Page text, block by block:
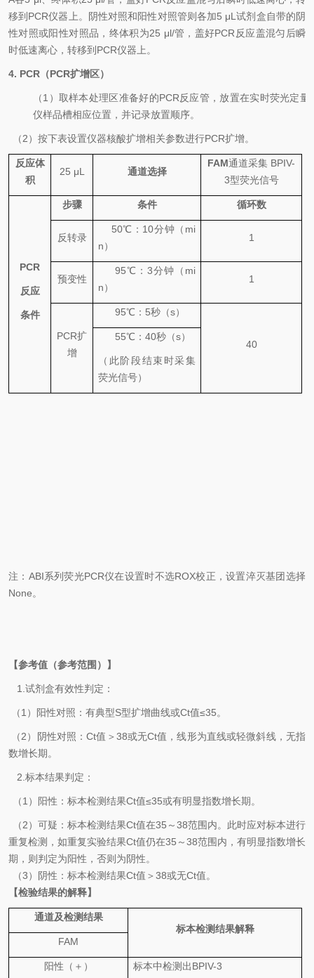
移到 PCR仪器上。阴性对照和阳性对照管则各加5 μL试剂盒自带的阴
性对照或阳性对照品，终体积为25 μl/管，盖好PCR 反应盖混匀后瞬
时低速离心，转移到 PCR仪器上。
4. PCR （PCR扩增区）
（1 ）取样本处理区准备好的PCR反应管，放置在实时荧光定量
仪样品槽相应位置，并记录放置顺序。
（2）按下表设置仪器核酸扩增相关参数进行PCR扩增。
反应体
积
25 μL 通道选择
FAM通道采集 BPIV-
3型荧光信号
PCR
反应
条件
步骤 条件 循环数
反转录
50℃ ： 10分钟（ mi
n）
1
预变性
95℃ ： 3分钟（ mi
n）
1
PCR扩
增
95℃ ： 5秒（s）
40
55℃ ： 40秒（s）
（此阶段结束时采集
荧光信号）
注： ABI系列荧光PCR仪在设置时不选ROX校正，设置淬灭基团选择
None。
【参考值（参考范围）】
1. 试剂盒有效性判定：
（1 ）阳性对照：有典型S型扩增曲线或Ct值≤35。
（2）阴性对照：Ct值＞ 38或无Ct值，线形为直线或轻微斜线，无指
数增长期。
2. 标本结果判定：
（1 ） 阳性：标本检测结果Ct值≤35或有明显指数增长期。
（2）可疑： 标本检测结果Ct值在35 ～38范围内。此时应对标本进行
重复检测，如重复实验结果Ct值仍在35 ～38范围内，有明显指数增长
期，则判定为阳性，否则为阴性。
（3）阴性：标本检测结果Ct值＞ 38或无Ct值。
【检验结果的解释】
通道及检测结果
标本检测结果解释
FAM
阳性（＋） 标本中检测 出BPIV-3